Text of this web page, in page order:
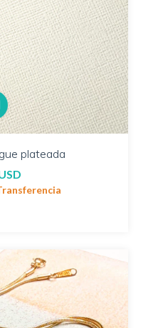
plateada